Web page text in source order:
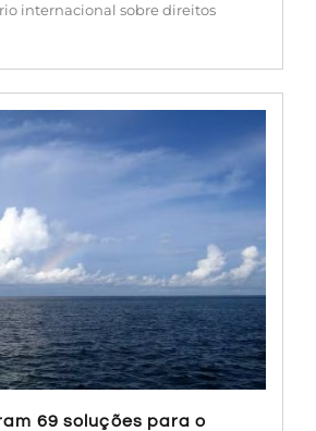
internacional sobre direitos
69 soluções para o